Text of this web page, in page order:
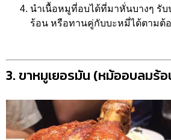
นำเนื้อหมูที่อบได้ที่มาหั่นบางๆ รั
ร้อน หรือทานคู่กับบะหมี่ได้ตามต้
3. ขาหมูเยอรมัน (หม้ออบลมร้